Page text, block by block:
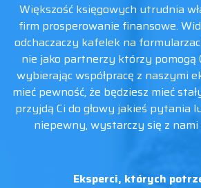
Większość księgowych utrudnia
firm prosperowanie finansowe.
odchaczaczy kafelek na
nie jako partnerzy którzy pomogą
wybierając współpracę z naszymi
mieć pewność, że będziesz mieć
przyjdą Ci do głowy jakieś pytania
niepewny, wystarczy się z
Eksperci, których